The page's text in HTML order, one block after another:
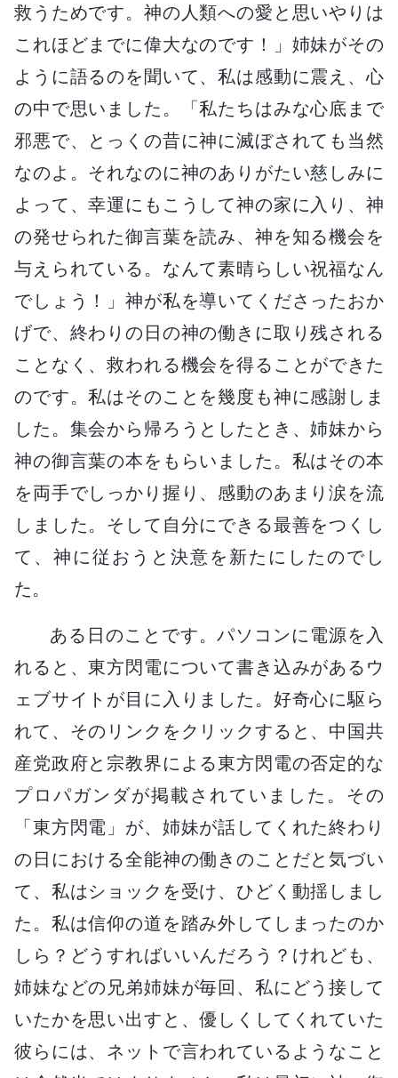
救うためです。神の人類への愛と思いやりは
これほどまでに偉大なのです！」姉妹がその
ように語るのを聞いて、私は感動に震え、心
の中で思いました。「私たちはみな心底まで
邪悪で、とっくの昔に神に滅ぼされても当然
なのよ。それなのに神のありがたい慈しみに
よって、幸運にもこうして神の家に入り、神
の発せられた御言葉を読み、神を知る機会を
与えられている。なんて素晴らしい祝福なん
でしょう！」神が私を導いてくださったおか
げで、終わりの日の神の働きに取り残される
ことなく、救われる機会を得ることができた
のです。私はそのことを幾度も神に感謝しま
した。集会から帰ろうとしたとき、姉妹から
神の御言葉の本をもらいました。私はその本
を両手でしっかり握り、感動のあまり涙を流
しました。そして自分にできる最善をつくし
て、神に従おうと決意を新たにしたのでし
た。
ある日のことです。パソコンに電源を入
れると、東方閃電について書き込みがあるウ
ェブサイトが目に入りました。好奇心に駆ら
れて、そのリンクをクリックすると、中国共
産党政府と宗教界による東方閃電の否定的な
プロパガンダが掲載されていました。その
「東方閃電」が、姉妹が話してくれた終わり
の日における全能神の働きのことだと気づい
て、私はショックを受け、ひどく動揺しまし
た。私は信仰の道を踏み外してしまったのか
しら？どうすればいいんだろう？けれども、
姉妹などの兄弟姉妹が毎回、私にどう接して
いたかを思い出すと、優しくしてくれていた
彼らには、ネットで言われているようなこと